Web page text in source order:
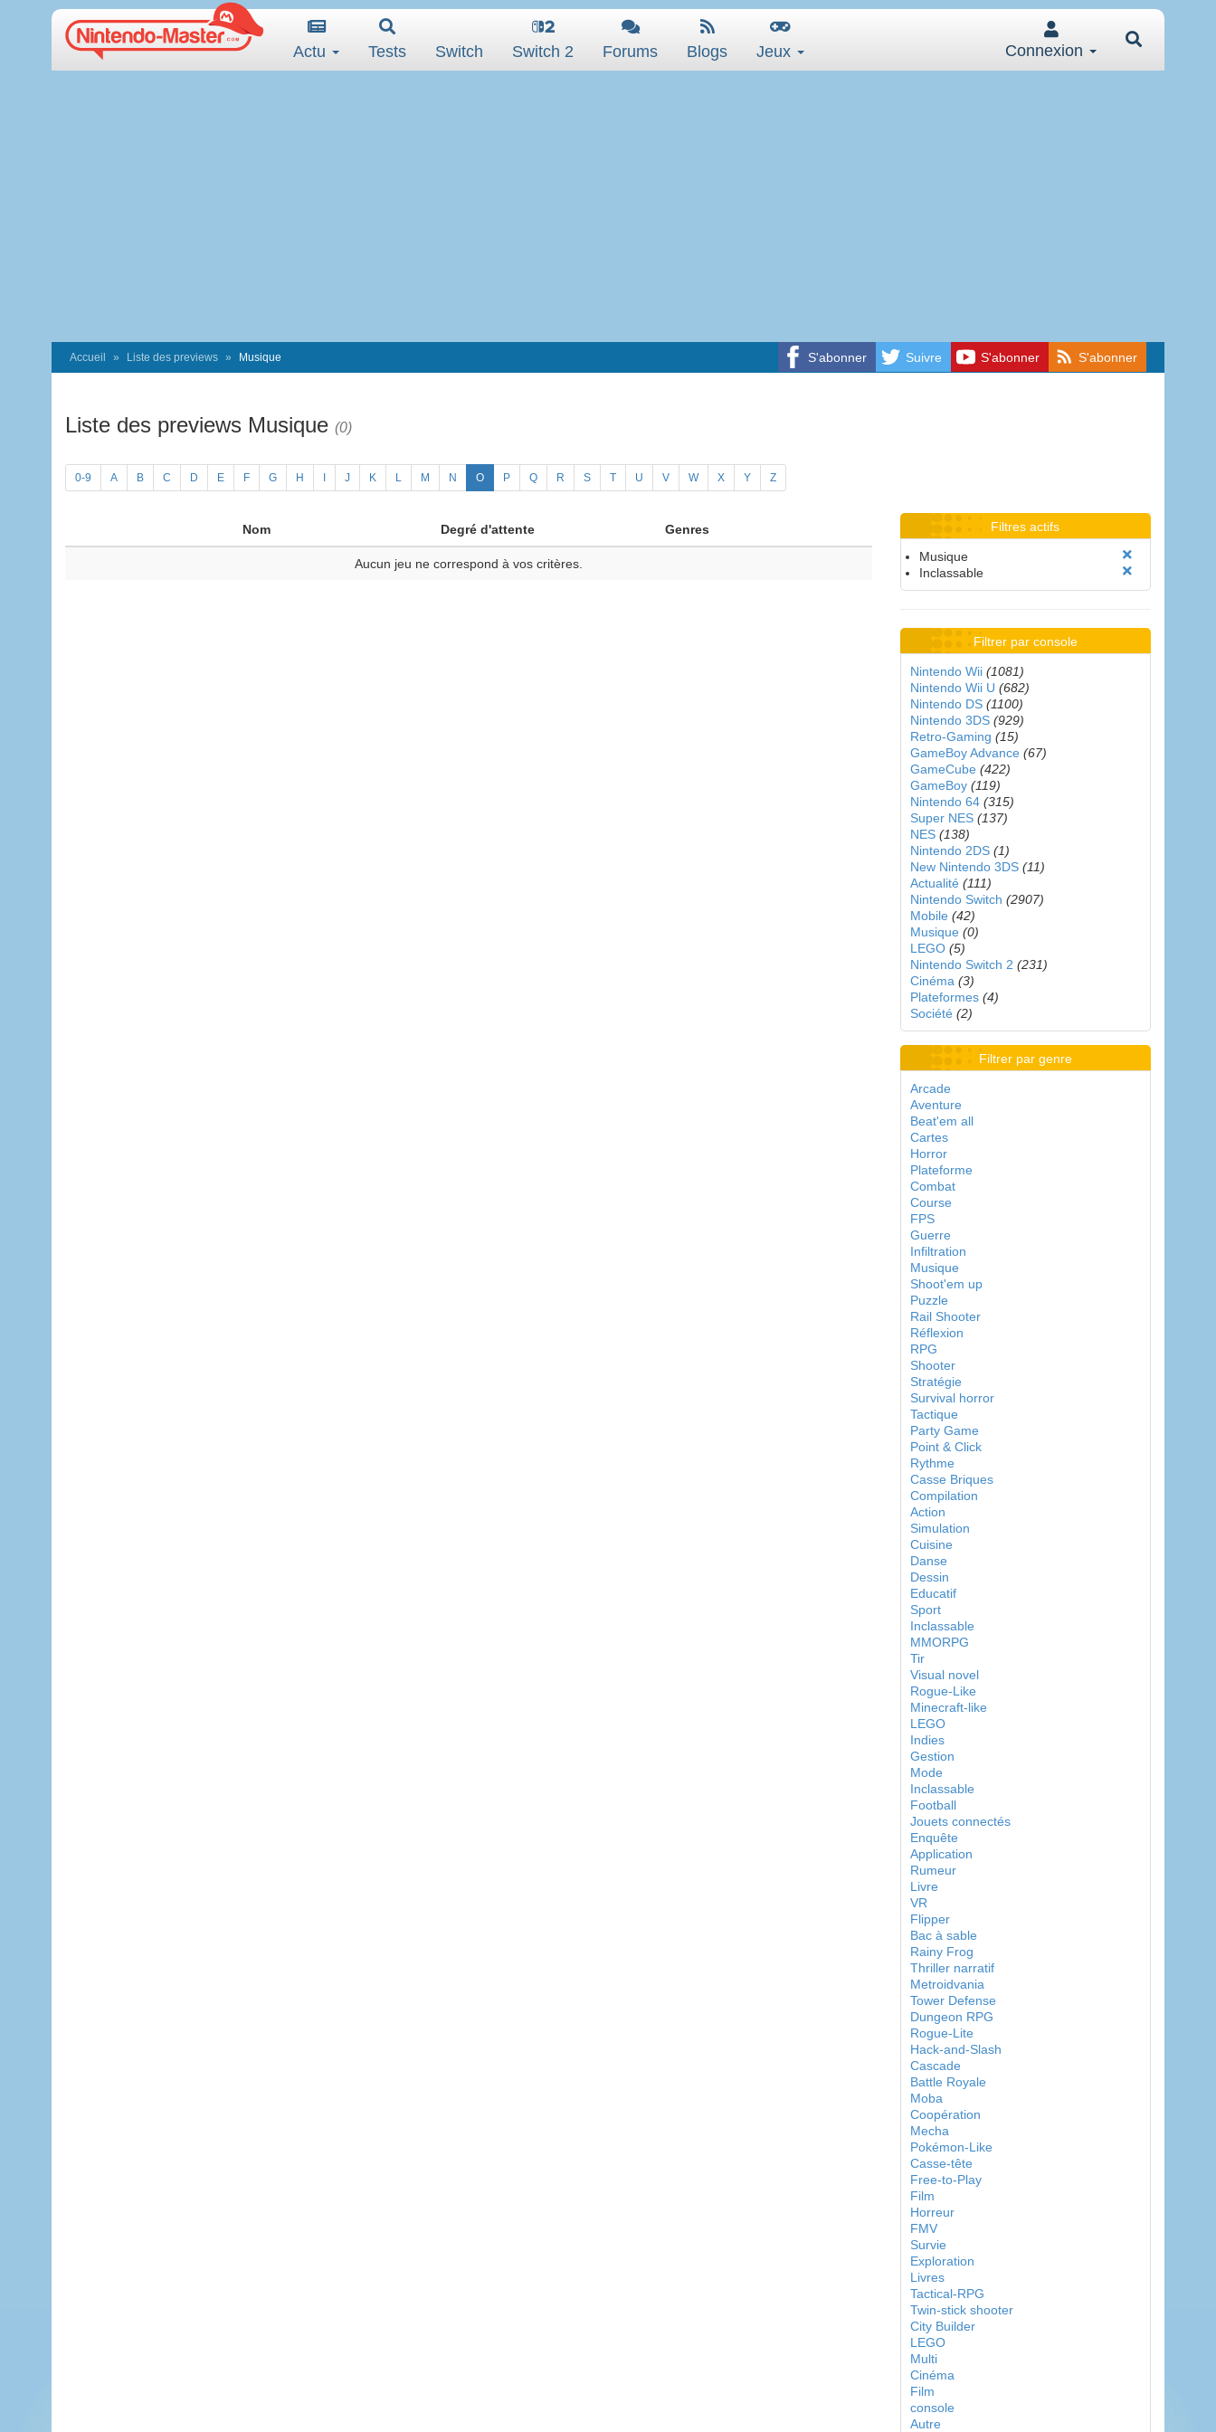
Actu Tests Switch Switch 2 Forums Blogs Jeux Connexion
S'abonner Suivre S'abonner S'abonner
Accueil Liste des previews Musique
Liste des previews Musique (0)
0-9 A B C D E F G H J K L M N O P Q R S T U V W X Y Z
Nom Degré d'attente Genres
Aucun jeu ne correspond à vos critères.
Filtres actifs
Musique
Inclassable
Filtrer par console
Nintendo Wii (1081)
Nintendo Wii U (682)
Nintendo DS (1100)
Nintendo 3DS (929)
Retro-Gaming (15)
GameBoy Advance (67)
GameCube (422)
GameBoy (119)
Nintendo 64 (315)
Super NES (137)
NES (138)
Nintendo 2DS (1)
New Nintendo 3DS (11)
Actualité (111)
Nintendo Switch (2907)
Mobile (42)
Musique (0)
LEGO (5)
Nintendo Switch 2 (231)
Cinéma (3)
Plateformes (4)
Société (2)
Filtrer par genre
Arcade
Aventure
Beat'em all
Cartes
Horror
Plateforme
Combat
Course
FPS
Guerre
Infiltration
Musique
Shoot'em up
Puzzle
Rail Shooter
Réflexion
RPG
Shooter
Stratégie
Survival horror
Tactique
Party Game
Point & Click
Rythme
Casse Briques
Compilation
Action
Simulation
Cuisine
Danse
Dessin
Educatif
Sport
Inclassable
MMORPG
Tir
Visual novel
Rogue-Like
Minecraft-like
LEGO
Indies
Gestion
Mode
Inclassable
Football
Jouets connectés
Enquête
Application
Rumeur
Livre
VR
Flipper
Bac à sable
Rainy Frog
Thriller narratif
Metroidvania
Tower Defense
Dungeon RPG
Rogue-Lite
Hack-and-Slash
Cascade
Battle Royale
Moba
Coopération
Mecha
Pokémon-Like
Casse-tête
Free-to-Play
Film
Horreur
FMV
Survie
Exploration
Livres
Tactical-RPG
Twin-stick shooter
City Builder
LEGO
Multi
Cinéma
Film
console
Autre